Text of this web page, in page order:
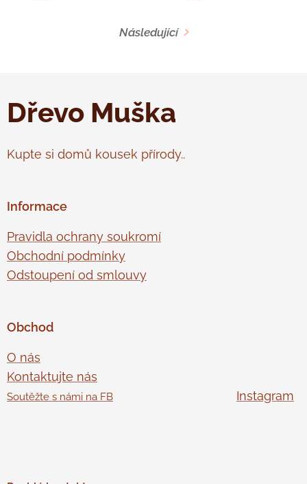
Následující
Dřevo Muška
Kupte si domů kousek přírody..
Informace
Pravidla ochrany soukromí
Obchodní podmínky
Odstoupení od smlouvy
Obchod
O nás
Kontaktujte nás
Soutěžte s námi na FB Instagram